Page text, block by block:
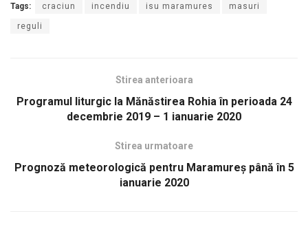
Tags: craciun incendiu isu maramures masuri
reguli
Stirea anterioara
Programul liturgic la Mănăstirea Rohia în perioada 24
decembrie 2019 – 1 ianuarie 2020
Stirea urmatoare
Prognoză meteorologică pentru Maramureș până în 5
ianuarie 2020